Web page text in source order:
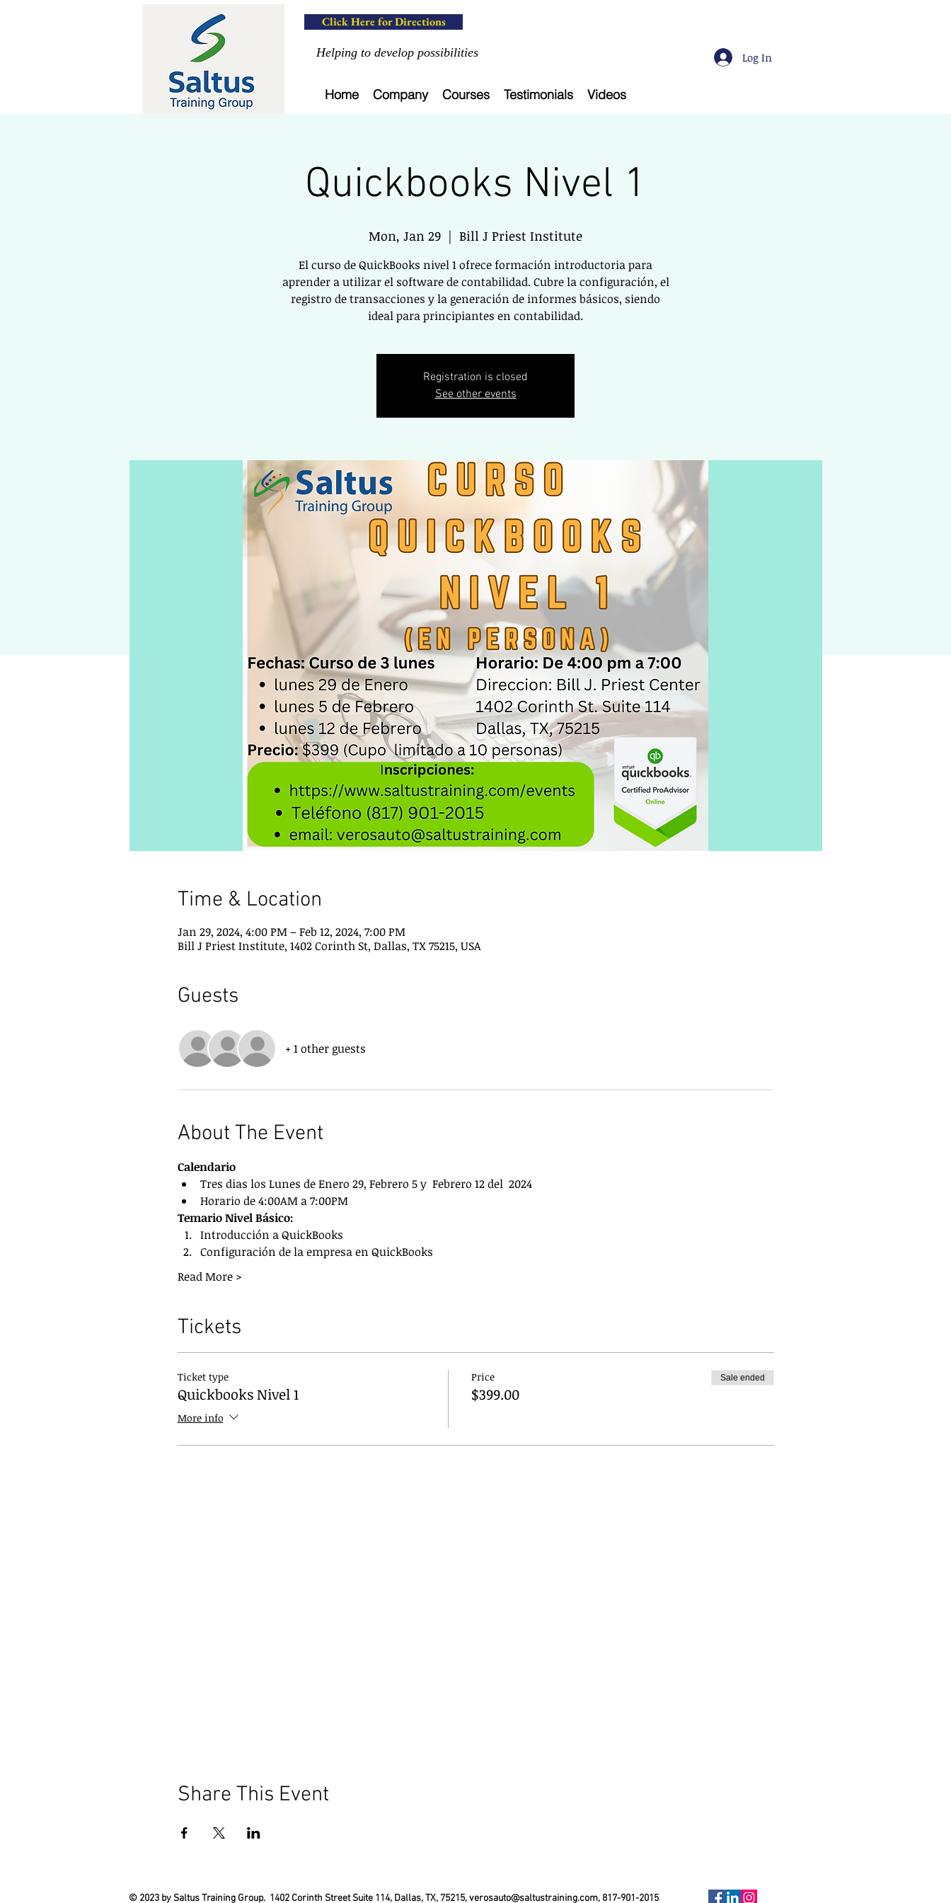
Helping to develop possibilities
Click Here for Directions
Log In
Home Company Courses Testimonials Videos
Quickbooks Nivel 1
Mon, Jan 29
  |
Bill J Priest Institute
El curso de QuickBooks nivel 1 ofrece formación introductoria para
aprender a utilizar el software de contabilidad. Cubre la configuración, el
registro de transacciones y la generación de informes básicos, siendo
ideal para principiantes en contabilidad.
Registration is closed
See other events
Time & Location
Jan 29, 2024, 4:00 PM – Feb 12, 2024, 7:00 PM
Bill J Priest Institute, 1402 Corinth St, Dallas, TX 75215, USA
Guests
+ 1 other guests
About The Event
Calendario
Tres dias los Lunes de Enero 29, Febrero 5 y  Febrero 12 del  2024
Horario de 4:00AM a 7:00PM
Temario Nivel Básico:
Introducción a QuickBooks
Configuración de la empresa en QuickBooks
Read More >
Tickets
Ticket type
Quickbooks Nivel 1
More info
Price
$399.00
Sale ended
Share This Event
© 2023 by Saltus Training Group. 1402 Corinth Street Suite 114, Dallas, TX, 75215,verosauto@saltustraining.com, 817-901-2015